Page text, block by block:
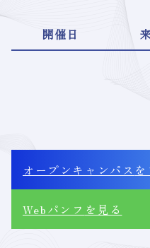
開催日
オープンキャンパス
Webパンフ を見る